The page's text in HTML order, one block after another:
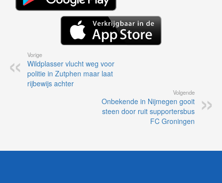
Vorige
Wildplasser vlucht weg voor
politie in Zutphen maar laat
rijbewijs achter
Volgende
Onbekende in Nijmegen gooit
steen door ruit supportersbus
FC Groningen